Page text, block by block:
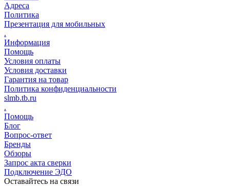
Адреса
Политика
Презентация для мобильных
.
Информация
Помощь
Условия оплаты
Условия доставки
Гарантия на товар
Политика конфиденциальности
slmb.tb.ru
.
Помощь
Блог
Вопрос-ответ
Бренды
Обзоры
Запрос акта сверки
Подключение ЭДО
Оставайтесь на связи